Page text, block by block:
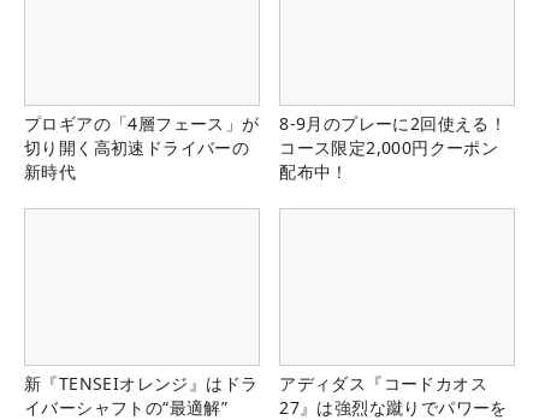
プロギアの「4層フェース」が
切り開く高初速ドライバーの
新時代
8-9月のプレーに2回使える！
コース限定2,000円クーポン
配布中！
新『TENSEIオレンジ』はドラ
イバーシャフトの“最適解”
アディダス『コードカオス
27』は強烈な蹴りでパワーを